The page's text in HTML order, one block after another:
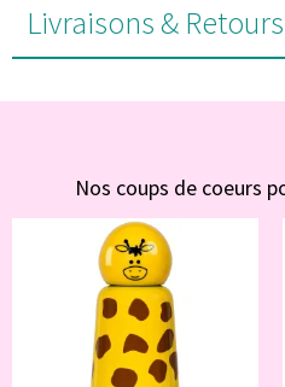
Livraisons & Retours
Nos coups de coeurs